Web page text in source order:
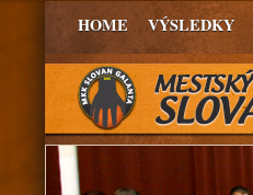
HOME VÝSLEDKY